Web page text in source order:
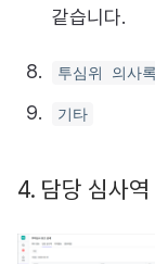
같습니다.
투심위 의사록
기타
4. 담당 심사역